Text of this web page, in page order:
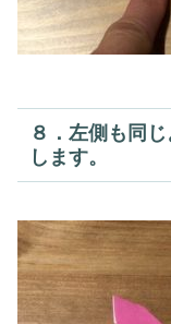
８．左側も同
します。